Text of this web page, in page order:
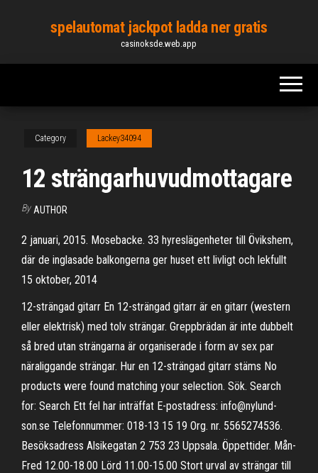
content
spelautomat jackpot ladda ner gratis
casinoksde.web.app
Category Lackey34094
12 strängarhuvudmottagare
By AUTHOR
2 januari, 2015. Mosebacke. 33 hyreslägenheter till Övikshem,
där de inglasade balkongerna ger huset ett livligt och lekfullt
15 oktober, 2014
12-strängad gitarr En 12-strängad gitarr är en gitarr (western
eller elektrisk) med tolv strängar. Greppbrädan är inte dubbelt
så bred utan strängarna är organiserade i form av sex par
näraliggande strängar. Hur en 12-strängad gitarr stäms No
products were found matching your selection. Sök. Search
for: Search Ett fel har inträffat E-postadress: info@nylund-
son.se Telefonnummer: 018-13 15 19 Org. nr. 5565274536.
Besöksadress Alsikegatan 2 753 23 Uppsala. Öppettider. Mån-
Fred 12.00-18.00 Lörd 11.00-15.00 Stort urval av strängar till